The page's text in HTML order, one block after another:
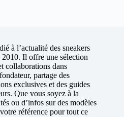
à l’actualité des sneakers
Il offre une sélection
collaborations dans
partage des
exclusives et des guides
Que vous soyez à la
ou d’infos sur des modèles
référence pour tout ce